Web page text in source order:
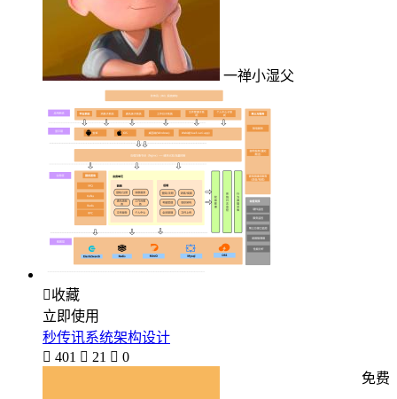
一禅小湿父
收藏
立即使用
秒传讯系统架构设计
 401  21  0
免费